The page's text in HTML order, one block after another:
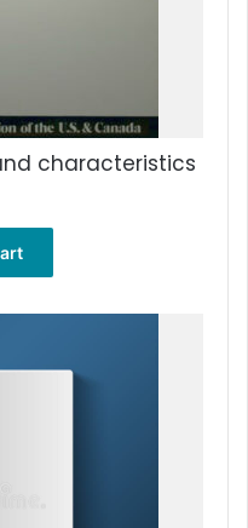
characteristics